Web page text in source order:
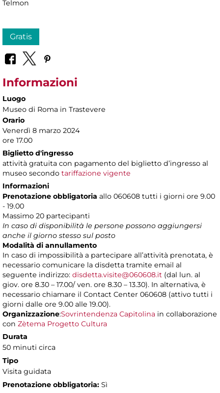
Telmon
Gratis
Informazioni
Luogo
Museo di Roma in Trastevere
Orario
Venerdì 8 marzo 2024
ore 17.00
Biglietto d'ingresso
attività gratuita con pagamento del biglietto d’ingresso al
museo secondo tariffazione vigente
Informazioni
Prenotazione obbligatoria allo 060608 tutti i giorni ore 9.00
- 19.00
Massimo 20 partecipanti
In caso di disponibilità le persone possono aggiungersi
anche il giorno stesso sul posto
Modalità di annullamento
In caso di impossibilità a partecipare all’attività prenotata, è
necessario comunicare la disdetta tramite email al
seguente indirizzo: disdetta.visite@060608.it (dal lun. al
giov. ore 8.30 – 17.00/ ven. ore 8.30 – 13.30). In alternativa, è
necessario chiamare il Contact Center 060608 (attivo tutti i
giorni dalle ore 9.00 alle 19.00).
Organizzazione:Sovrintendenza Capitolina in collaborazione
con Zètema Progetto Cultura
Durata
50 minuti circa
Tipo
Visita guidata
Prenotazione obbligatoria: Sì